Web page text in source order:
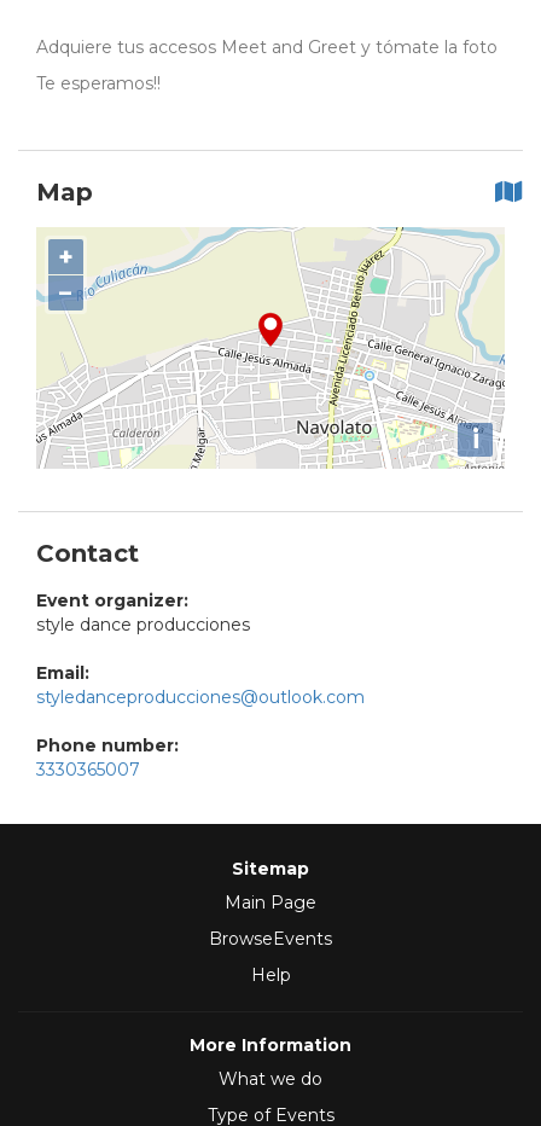
Adquiere tus accesos Meet and Greet y tómate la foto
Te esperamos!!
Map
+
−
i
Contact
Event organizer:
style dance producciones
Email:
styledanceproducciones@outlook.com
Phone number:
3330365007
Sitemap
Main Page
BrowseEvents
Help
More Information
What we do
Type of Events